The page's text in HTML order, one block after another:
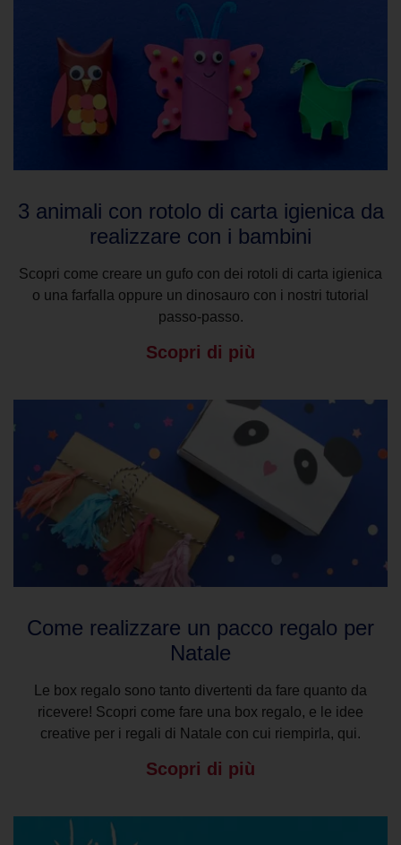
3 animali con rotolo di carta igienica da
realizzare con i bambini
Scopri come creare un gufo con dei rotoli di carta igienica
o una farfalla oppure un dinosauro con i nostri tutorial
passo-passo.
Scopri di più
Come realizzare un pacco regalo per
Natale
Le box regalo sono tanto divertenti da fare quanto da
ricevere! Scopri come fare una box regalo, e le idee
creative per i regali di Natale con cui riempirla, qui.
Scopri di più